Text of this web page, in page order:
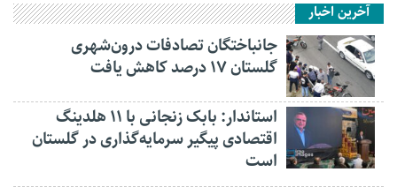
آخرین اخبار
جانباختگان تصادفات درون‌شهری
گلستان ۱۷ درصد کاهش یافت
استاندار: بابک زنجانی با ۱۱ هلدینگ
اقتصادی پیگیر سرمایه‌گذاری در گلستان
است